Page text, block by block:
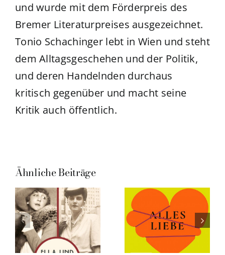
und wurde mit dem Förderpreis des
Bremer Literaturpreises ausgezeichnet.
Tonio Schachinger lebt in Wien und steht
dem Alltagsgeschehen und der Politik,
und deren Handelnden durchaus
kritisch gegenüber und macht seine
Kritik auch öffentlich.
Ähnliche Beiträge